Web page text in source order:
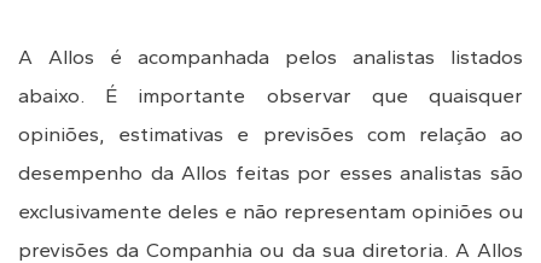
A Allos é acompanhada pelos analistas listados
abaixo. É importante observar que quaisquer
opiniões, estimativas e previsões com relação ao
desempenho da Allos feitas por esses analistas são
exclusivamente deles e não representam opiniões ou
previsões da Companhia ou da sua diretoria. A Allos